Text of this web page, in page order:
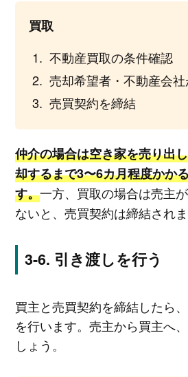
買取
不動産買取の条件確認
売却希望者・不動産会
売買契約を締結
仲介の場合は空き家を売り出
却するまで3〜6カ月程度かか
す。一方、買取の場合は売主
ないと、売買契約は締結されま
引き渡しを行う
買主と売買契約を締結したら
を行います。売主から買主へ
しょう。